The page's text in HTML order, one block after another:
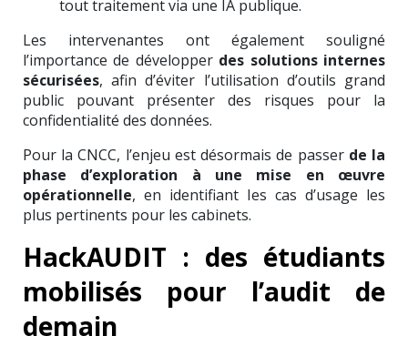
tout traitement via une IA publique.
Les intervenantes ont également souligné
l’importance de développer des solutions internes
sécurisées, afin d’éviter l’utilisation d’outils grand
public pouvant présenter des risques pour la
confidentialité des données.
Pour la CNCC, l’enjeu est désormais de passer de la
phase d’exploration à une mise en œuvre
opérationnelle, en identifiant les cas d’usage les
plus pertinents pour les cabinets.
HackAUDIT : des étudiants
mobilisés pour l’audit de
demain